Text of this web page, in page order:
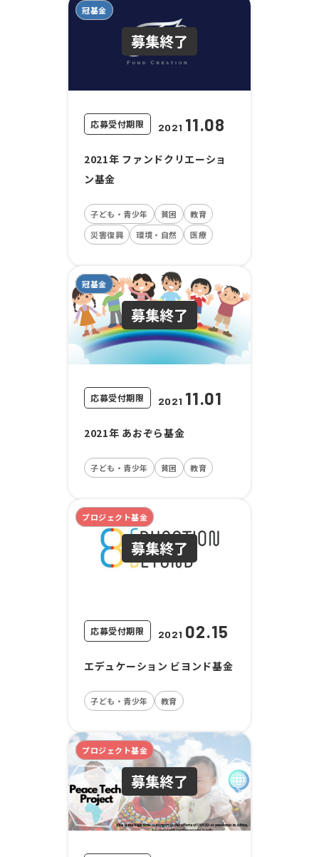
冠基金
応募受付期限 2021 11.08
2021年 ファンドクリエーショ
ン基金
子ども・青少年 貧困
教育
災害復興
環境・自然 医療
冠基金
応募受付期限 2021 11.01
2021年 あおぞら基金
子ども・青少年 貧困 教育
プロジェクト基金
応募受付期限 2021 02.15
エデュケーション ビヨンド基金
子ども・青少年 教育
プロジェクト基金